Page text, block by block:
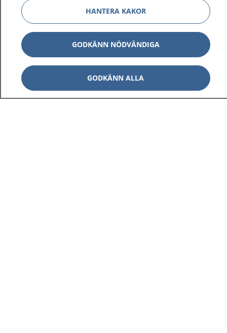
1177 tryggt om din hälsa och vård
På 1177.se får du råd om hälsa och information om
sjukdomar och vilka mottagningar du kan kontakta.
Logga in för att läsa din journal och göra dina
vårdärenden. Ring telefonnummer 1177 för
sjukvårdsrådgivning dygnet runt.
1177 ger dig råd när du vill må bättre.
HANTERA KAKOR
GODKÄNN NÖDVÄNDIGA
GODKÄNN ALLA